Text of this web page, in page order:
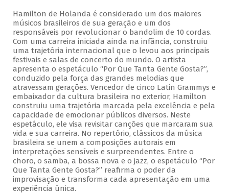
Hamilton de Holanda é considerado um dos maiores
músicos brasileiros de sua geração e um dos
responsáveis por revolucionar o bandolim de 10 cordas.
Com uma carreira iniciada ainda na infância, construiu
uma trajetória internacional que o levou aos principais
festivais e salas de concerto do mundo. O artista
apresenta o espetáculo “Por Que Tanta Gente Gosta?”,
conduzido pela força das grandes melodias que
atravessam gerações. Vencedor de cinco Latin Grammys e
embaixador da cultura brasileira no exterior, Hamilton
construiu uma trajetória marcada pela excelência e pela
capacidade de emocionar públicos diversos. Neste
espetáculo, ele visa revisitar canções que marcaram sua
vida e sua carreira. No repertório, clássicos da música
brasileira se unem a composições autorais em
interpretações sensíveis e surpreendentes. Entre o
choro, o samba, a bossa nova e o jazz, o espetáculo “Por
Que Tanta Gente Gosta?” reafirma o poder da
improvisação e transforma cada apresentação em uma
experiência única.